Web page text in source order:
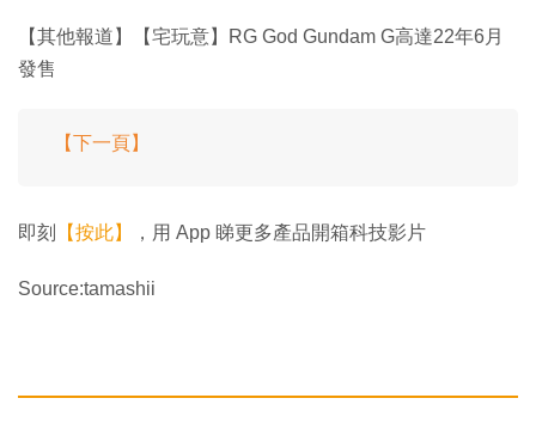
【其他報道】【宅玩意】RG God Gundam G高達22年6月
發售
【下一頁】
即刻 【按此】 ，用 App 睇更多產品開箱科技影片
Source:tamashii